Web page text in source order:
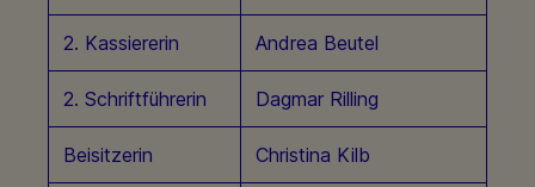
2. Kassiererin Andrea Beutel
2. Schriftführerin Dagmar Rilling
Beisitzerin Christina Kilb